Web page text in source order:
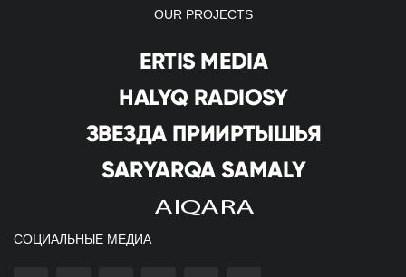
OUR PROJECTS
СОЦИАЛЬНЫЕ МЕДИА